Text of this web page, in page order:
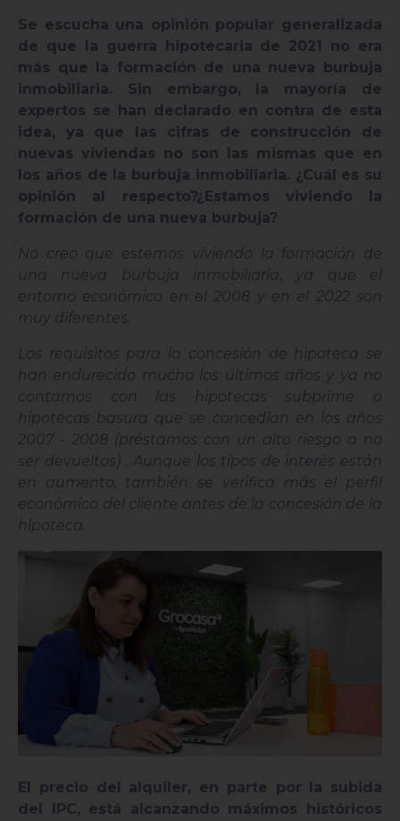
Se escucha una opinión popular generalizada
de que la guerra hipotecaria de 2021 no era
más que la formación de una nueva burbuja
inmobiliaria. Sin embargo, la mayoría de
expertos se han declarado en contra de esta
idea, ya que las cifras de construcción de
nuevas viviendas no son las mismas que en
los años de la burbuja inmobiliaria. ¿Cuál es su
opinión al respecto?¿Estamos viviendo la
formación de una nueva burbuja?
No creo que estemos viviendo la formación de
una nueva burbuja inmobiliaria, ya que el
entorno económico en el 2008 y en el 2022 son
muy diferentes.
Los requisitos para la concesión de hipoteca se
han endurecido mucho los últimos años y ya no
contamos con las hipotecas subprime o
hipotecas basura que se concedían en los años
2007 - 2008 (préstamos con un alto riesgo a no
ser devueltos) . Aunque los tipos de interés están
en aumento, también se verifica más el perfil
económico del cliente antes de la concesión de la
hipoteca.
El precio del alquiler, en parte por la subida
del IPC, está alcanzando máximos históricos